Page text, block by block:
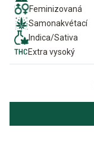
Feminizovaná
Samonakvétací
Indica/Sativa
Extra vysoký